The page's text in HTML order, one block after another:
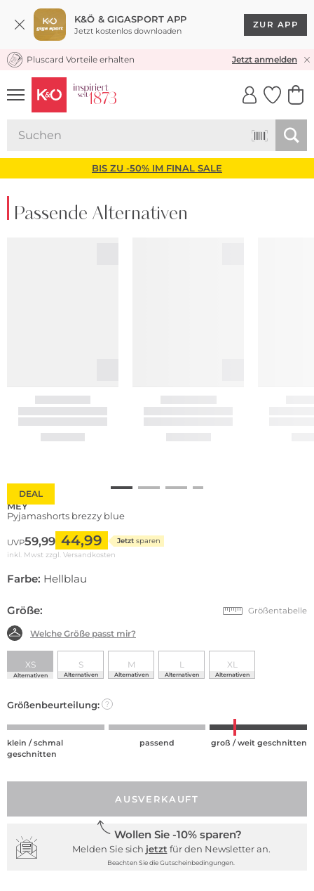
K&Ö & GIGASPORT APP
Jetzt kostenlos downloaden
ZUR APP
KOSTENLOSER VERSAND* & RÜCKVERSAND
Pluscard Vorteile erhalten Jetzt anmelden
UNSERE APP
CLICK &
BIS ZU -50% IM FINAL SALE
Passende Alternativen
DEAL
MEY
Pyjamashorts brezzy blue
UVP59,99 44,99 Jetzt sparen
inkl. Mwst zzgl. Versandkosten
Farbe: Hellblau
Größe: Größentabelle
Welche Größe passt mir?
XS
Alternativen
S
Alternativen
M
Alternativen
L
Alternativen
XL
Alternativen
Größenbeurteilung: ?
klein / schmal
geschnitten
passend groß / weit geschnitten
AUSVERKAUFT
Wollen Sie -10% sparen?
Melden Sie sich jetzt für den Newsletter an.
Beachten Sie die Gutscheinbedingungen.